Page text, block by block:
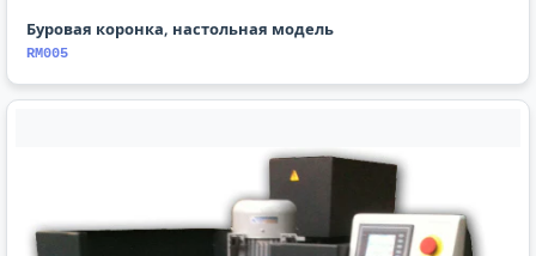
Буровая коронка, настольная модель
RM005